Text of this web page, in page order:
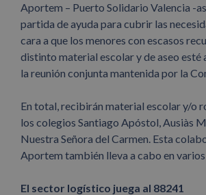
Aportem – Puerto Solidario Valencia -
partida de ayuda para cubrir las
cara a que los menores con escasos
distinto material escolar y de aseo esté
la reunión conjunta mantenida por la
En total, recibirán material escolar y/o
los colegios Santiago Apóstol, Ausiàs
Nuestra Señora del Carmen. Esta
Aportem también lleva a cabo en
El sector logístico juega al 88241